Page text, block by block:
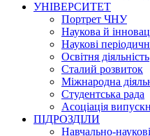
УНІВЕРСИТЕТ
Портрет ЧНУ
Наукова й
Наукові
Освітня діяльність
Сталий розвиток
Міжнародна
Студентська рада
Асоціація
ПІДРОЗДІЛИ
Навчально-